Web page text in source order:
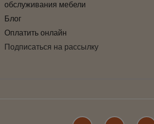
обслуживания мебели
Блог
Оплатить онлайн
Подписаться на рассылку